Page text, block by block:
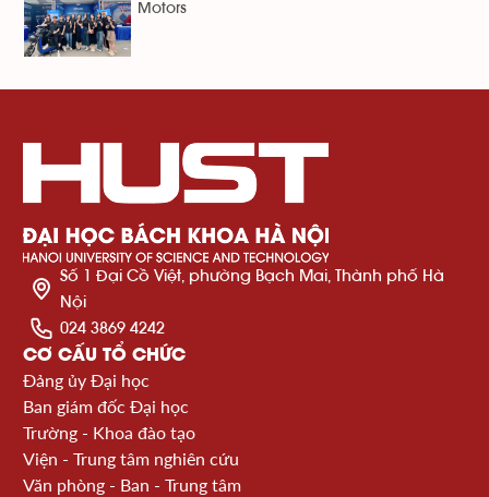
Motors
Số 1 Đại Cồ Việt, phường Bạch Mai, Thành phố Hà
Nội
024 3869 4242
CƠ CẤU TỔ CHỨC
Đảng ủy Đại học
Ban giám đốc Đại học
Trường - Khoa đào tạo
Viện - Trung tâm nghiên cứu
Văn phòng - Ban - Trung tâm